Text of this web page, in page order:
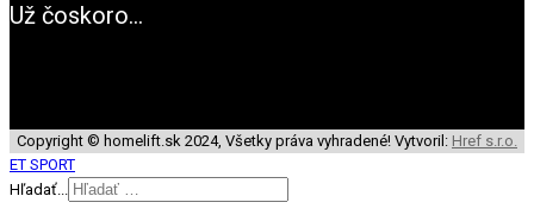
Už čoskoro...
Copyright © homelift.sk 2024, Všetky práva vyhradené! Vytvoril: Href s.r.o.
ET SPORT
Hľadať...